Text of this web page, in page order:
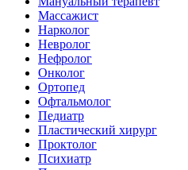
Массажист
Нарколог
Невролог
Нефролог
Онколог
Ортопед
Офтальмолог
Педиатр
Пластический хирург
Проктолог
Психиатр